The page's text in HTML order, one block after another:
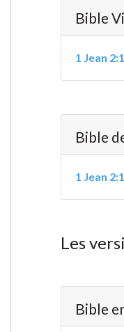
Bible
1 Jean
Bible
1 Jean
Les
Bible